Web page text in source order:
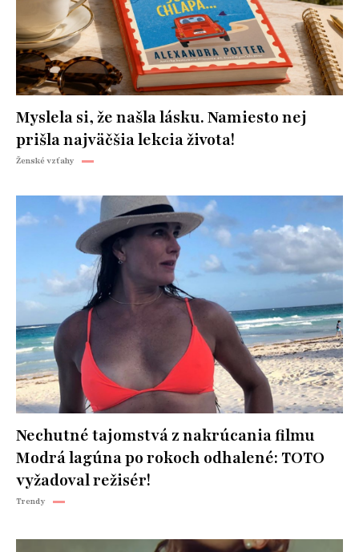
Myslela si, že našla lásku. Namiesto nej
prišla najväčšia lekcia života!
Ženské vzťahy
Nechutné tajomstvá z nakrúcania filmu
Modrá lagúna po rokoch odhalené: TOTO
vyžadoval režisér!
Trendy